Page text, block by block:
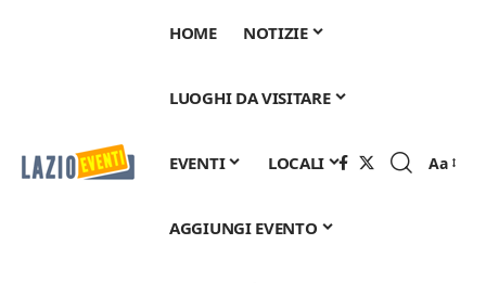
HOME NOTIZIE
LUOGHI DA VISITARE
EVENTI LOCALI
AGGIUNGI EVENTO
Font
Aa